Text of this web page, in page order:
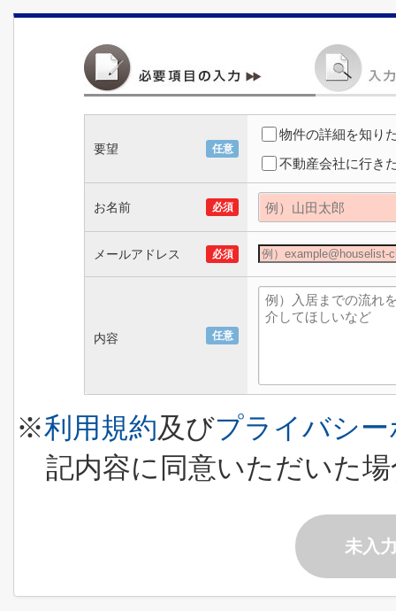
要望 任意
物件の詳細を知り
不動産会社に行き
お名前 必須
メールアドレス 必須
内容 任意
※利用規約及びプライバシ
記内容に同意いただいた
未入